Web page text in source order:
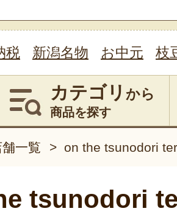
税 新潟名物 お中元 枝
カテゴリ から
商品を探す
舗一覧 > on the tsunodori
tsunodori